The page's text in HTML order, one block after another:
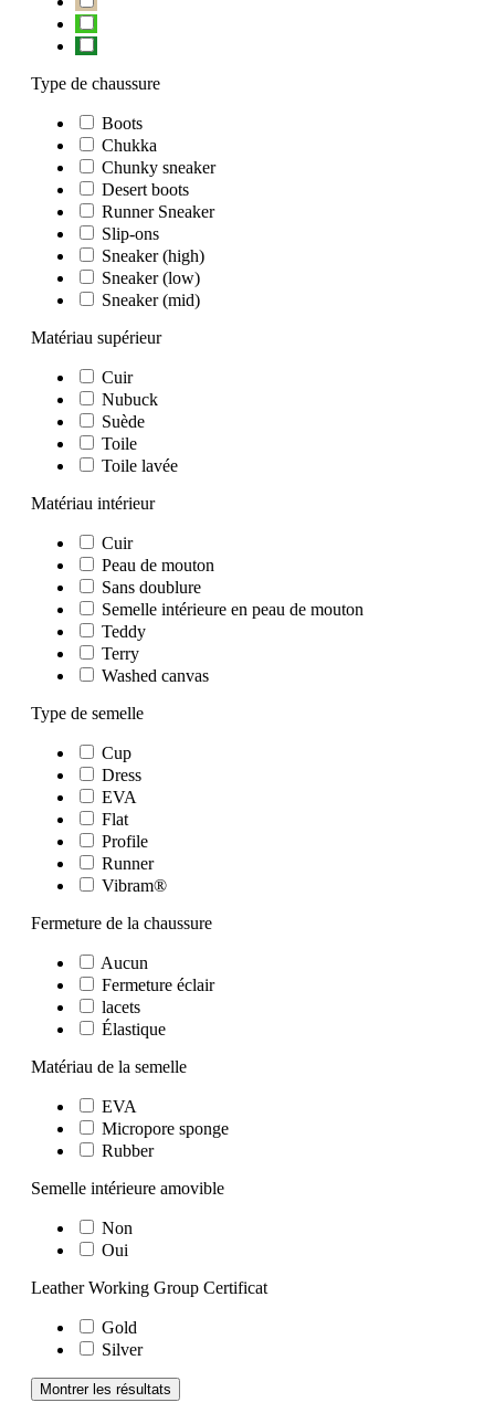
Type de chaussure
Boots
Chukka
Chunky sneaker
Desert boots
Runner Sneaker
Slip-ons
Sneaker (high)
Sneaker (low)
Sneaker (mid)
Matériau supérieur
Cuir
Nubuck
Suède
Toile
Toile lavée
Matériau intérieur
Cuir
Peau de mouton
Sans doublure
Semelle intérieure en peau de mouton
Teddy
Terry
Washed canvas
Type de semelle
Cup
Dress
EVA
Flat
Profile
Runner
Vibram®
Fermeture de la chaussure
Aucun
Fermeture éclair
lacets
Élastique
Matériau de la semelle
EVA
Micropore sponge
Rubber
Semelle intérieure amovible
Non
Oui
Leather Working Group Certificat
Gold
Silver
Montrer les résultats